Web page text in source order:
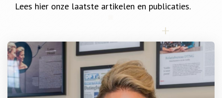
Lees hier onze laatste artikelen en publicaties.